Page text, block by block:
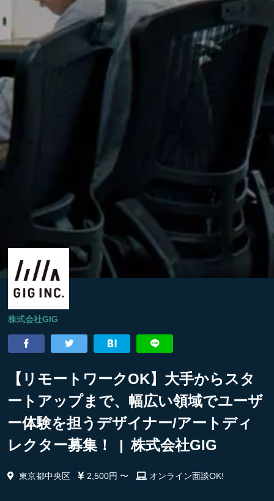
株式会社GIG
【リモートワークOK】大手からスタ
ートアップまで、幅広い領域でユーザ
ー体験を担うデザイナー/アートディ
レクター募集！ | 株式会社GIG
東京都中央区 2,500円 〜 オンライン面談OK!